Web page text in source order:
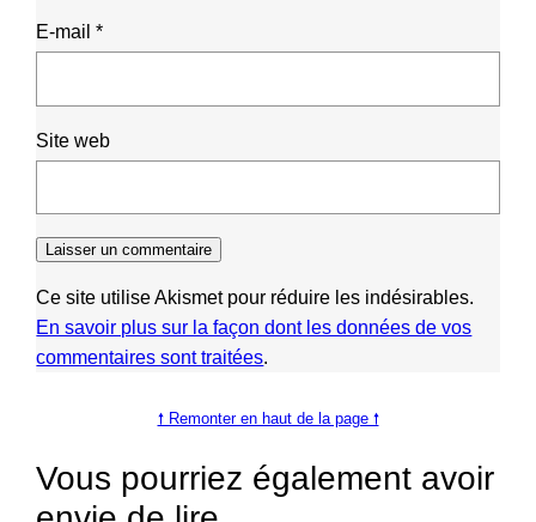
E-mail*
Site web
Ce site utilise Akismet pour réduire les indésirables.
En savoir plus sur la façon dont les données de vos
commentaires sont traitées.
🠕 Remonter en haut de la page 🠕
Vous pourriez également avoir